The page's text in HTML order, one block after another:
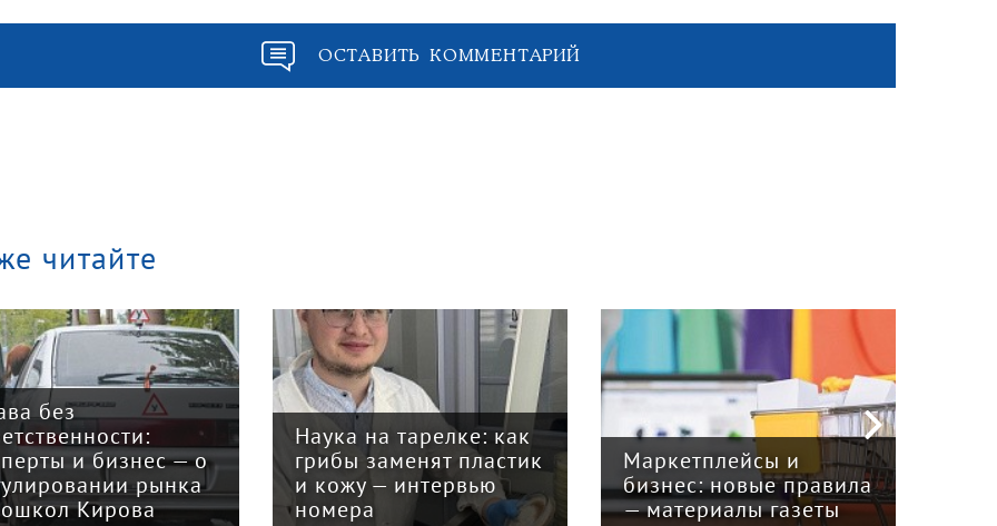
ОСТАВИТЬ КОММЕНТАРИЙ
читайте
без
и бизнес — о
рынка
Кирова
Наука на тарелке: как
грибы заменят пластик
и кожу — интервью
номера
Маркетплейсы и
бизнес: новые правила
— материалы газеты